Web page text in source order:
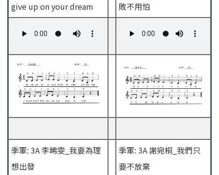
give up on your dream
敗不用怕
季軍: 3A 李晞雯_我要為理
想出發
季軍: 3A 謝宛桐_我們只
要不放棄